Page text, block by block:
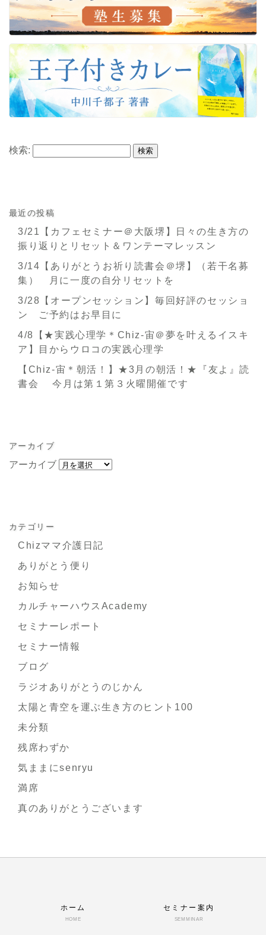
検索:
最近の投稿
3/21【カフェセミナー＠大阪堺】日々の生き方の
振り返りとリセット＆ワンテーマレッスン
3/14【ありがとうお祈り読書会＠堺】（若干名募
集） 月に一度の自分リセットを
3/28【オープンセッション】毎回好評のセッショ
ン ご予約はお早目に
4/8【★実践心理学＊Chiz-宙＠夢を叶えるイスキ
ア】目からウロコの実践心理学
【Chiz-宙＊朝活！】★3月の朝活！★『友よ』読
書会 今月は第１第３火曜開催です
アーカイブ
アーカイブ
カテゴリー
Chizママ介護日記
ありがとう便り
お知らせ
カルチャーハウスAcademy
セミナーレポート
セミナー情報
ブログ
ラジオありがとうのじかん
太陽と青空を運ぶ生き方のヒント100
未分類
残席わずか
気ままにsenryu
満席
真のありがとうございます
ホーム
HOME
セミナー案内
SEMMINAR